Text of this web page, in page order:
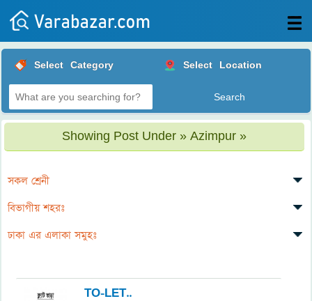
Posts
Login
Select Category Select Location
Showing Post Under » Azimpur »
সকল শ্রেনী
বিভাগীয় শহরঃ
ঢাকা এর এলাকা সমুহঃ
TO-LET..